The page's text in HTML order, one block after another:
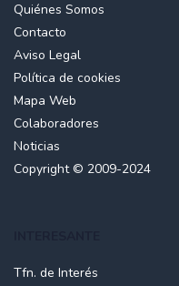
Quiénes Somos
Contacto
Aviso Legal
Política de cookies
Mapa Web
Colaboradores
Noticias
Copyright © 2009-2024
Tfn. de Interés